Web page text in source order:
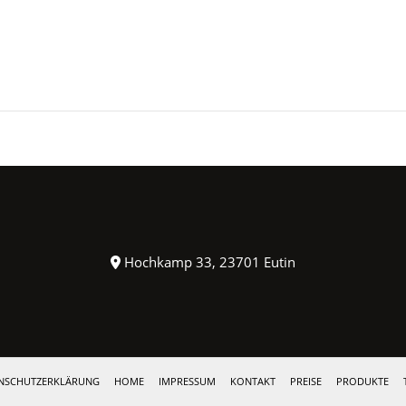
Hochkamp 33, 23701 Eutin
HOME IMPRESSUM KONTAKT PREISE PRODUKTE